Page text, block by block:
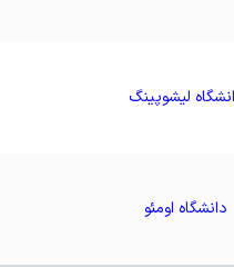
لیشوپینگ
دانشگاه اومئو